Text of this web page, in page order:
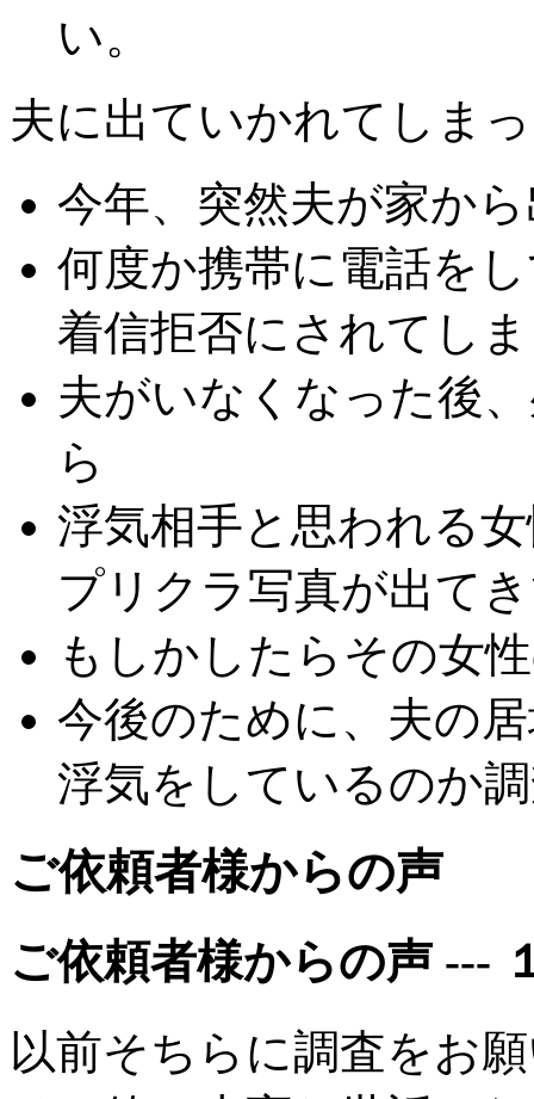
い。
夫に出ていかれてしま
今年、突然夫が家か
何度か携帯に電話を
着信拒否にされてし
夫がいなくなった後
ら
浮気相手と思われる
プリクラ写真が出て
もしかしたらその女
今後のために、夫の
浮気をしているのか
ご依頼者様からの声
ご依頼者様からの声 ---
以前そちらに調査をお